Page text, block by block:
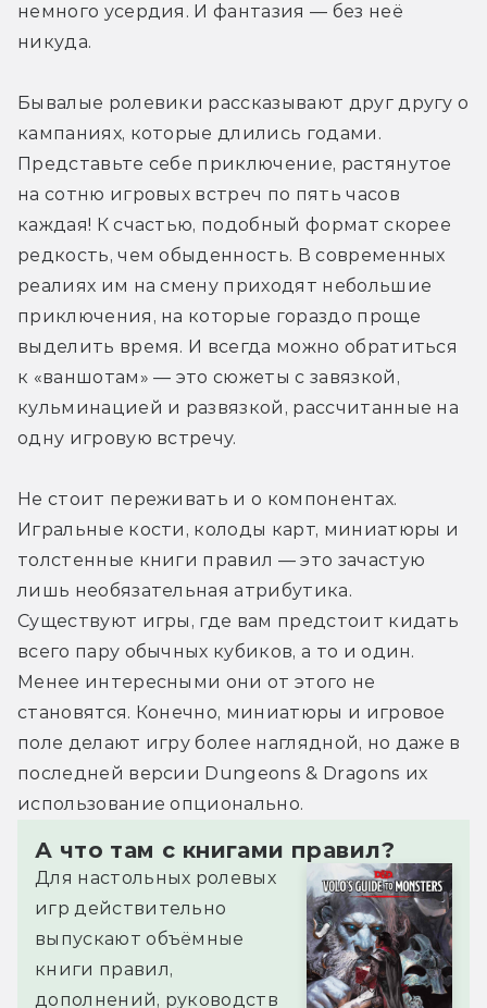
немного усердия. И фантазия — без неё
никуда.
Бывалые ролевики рассказывают друг другу о
кампаниях, которые длились годами.
Представьте себе приключение, растянутое
на сотню игровых встреч по пять часов
каждая! К счастью, подобный формат скорее
редкость, чем обыденность. В современных
реалиях им на смену приходят небольшие
приключения, на которые гораздо проще
выделить время. И всегда можно обратиться
к «ваншотам» — это сюжеты с завязкой,
кульминацией и развязкой, рассчитанные на
одну игровую встречу.
Не стоит переживать и о компонентах.
Игральные кости, колоды карт, миниатюры и
толстенные книги правил — это зачастую
лишь необязательная атрибутика.
Существуют игры, где вам предстоит кидать
всего пару обычных кубиков, а то и один.
Менее интересными они от этого не
становятся. Конечно, миниатюры и игровое
поле делают игру более наглядной, но даже в
последней версии Dungeons & Dragons их
использование опционально.
А что там с книгами правил?
Для настольных ролевых
игр действительно
выпускают объёмные
книги правил,
дополнений, руководств